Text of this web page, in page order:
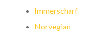
Immerscharf
Norvegian